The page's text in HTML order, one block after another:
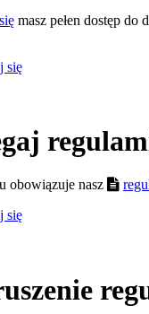
masz pełen dostęp
się
obowiązuje nasz
się